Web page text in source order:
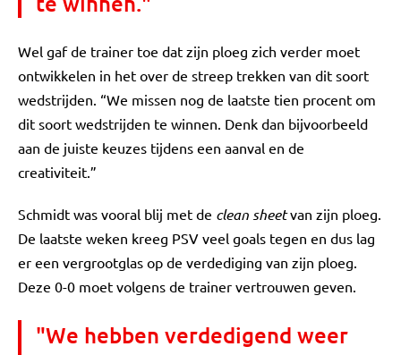
Wel gaf de trainer toe dat zijn ploeg zich verder moet
ontwikkelen in het over de streep trekken van dit soort
wedstrijden. “We missen nog de laatste tien procent om
dit soort wedstrijden te winnen. Denk dan bijvoorbeeld
aan de juiste keuzes tijdens een aanval en de
creativiteit.”
Schmidt was vooral blij met de clean sheetvan zijn ploeg.
De laatste weken kreeg PSV veel goals tegen en dus lag
er een vergrootglas op de verdediging van zijn ploeg.
Deze 0-0 moet volgens de trainer vertrouwen geven.
"We hebben verdedigend weer